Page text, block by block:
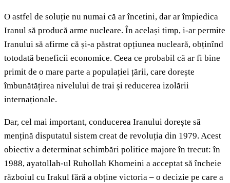
O astfel de soluție nu numai că ar încetini, dar ar împiedica
Iranul să producă arme nucleare. În același timp, i-ar permite
Iranului să afirme că și-a păstrat opțiunea nucleară, obținînd
totodată beneficii economice. Ceea ce probabil că ar fi bine
primit de o mare parte a populației țării, care dorește
îmbunătățirea nivelului de trai și reducerea izolării
internaționale.
Dar, cel mai important, conducerea Iranului dorește să
mențină disputatul sistem creat de revoluția din 1979. Acest
obiectiv a determinat schimbări politice majore în trecut: în
1988, ayatollah-ul Ruhollah Khomeini a acceptat să încheie
războiul cu Irakul fără a obține victoria – o decizie pe care a